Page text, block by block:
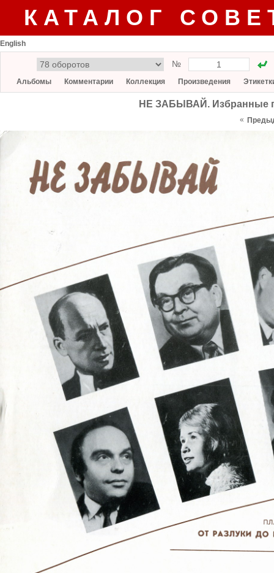
КАТАЛОГ
English
№
Альбомы Комментарии Коллекция Произведения
НЕ ЗАБЫВАЙ. Избранные
«